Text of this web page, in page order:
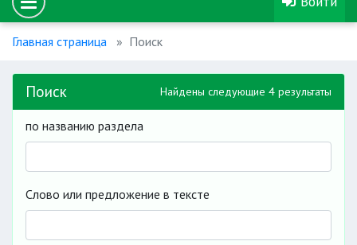
Главная страница Поиск
Поиск Найдены следующие 4 результаты
по названию раздела
Слово или предложение в тексте